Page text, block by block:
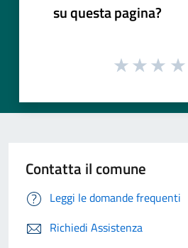
su questa pagina?
Contatta il comune
Leggi le domande frequenti
Richiedi Assistenza